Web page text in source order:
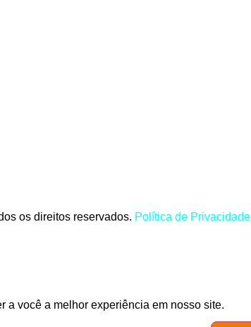
os direitos reservados. Política de Privacidade
a você a melhor experiência em nosso site.